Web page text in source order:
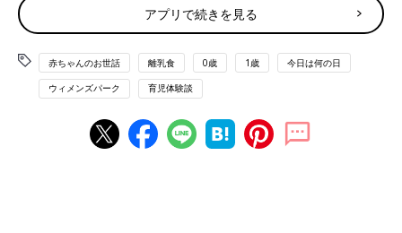
すよね。
口コミサイト『ウィメンズパーク』のママたちも離乳食について
は試行錯誤しながら進めた経験があるようです。
何よりつらいのは「離乳食を食べてくれない」こと。最初からス
わが子の「離乳食嫌がり」に苦労する実体験、お聞きくださ
アプリで続きを見る
赤ちゃんのお世話 離乳食 0歳 1歳 今日は何の日
ウィメンズパーク 育児体験談